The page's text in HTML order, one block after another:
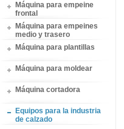
Máquina para empeine
frontal
Máquina para empeines
medio y trasero
Máquina para plantillas
Máquina para moldear
Máquina cortadora
Equipos para la industria
de calzado